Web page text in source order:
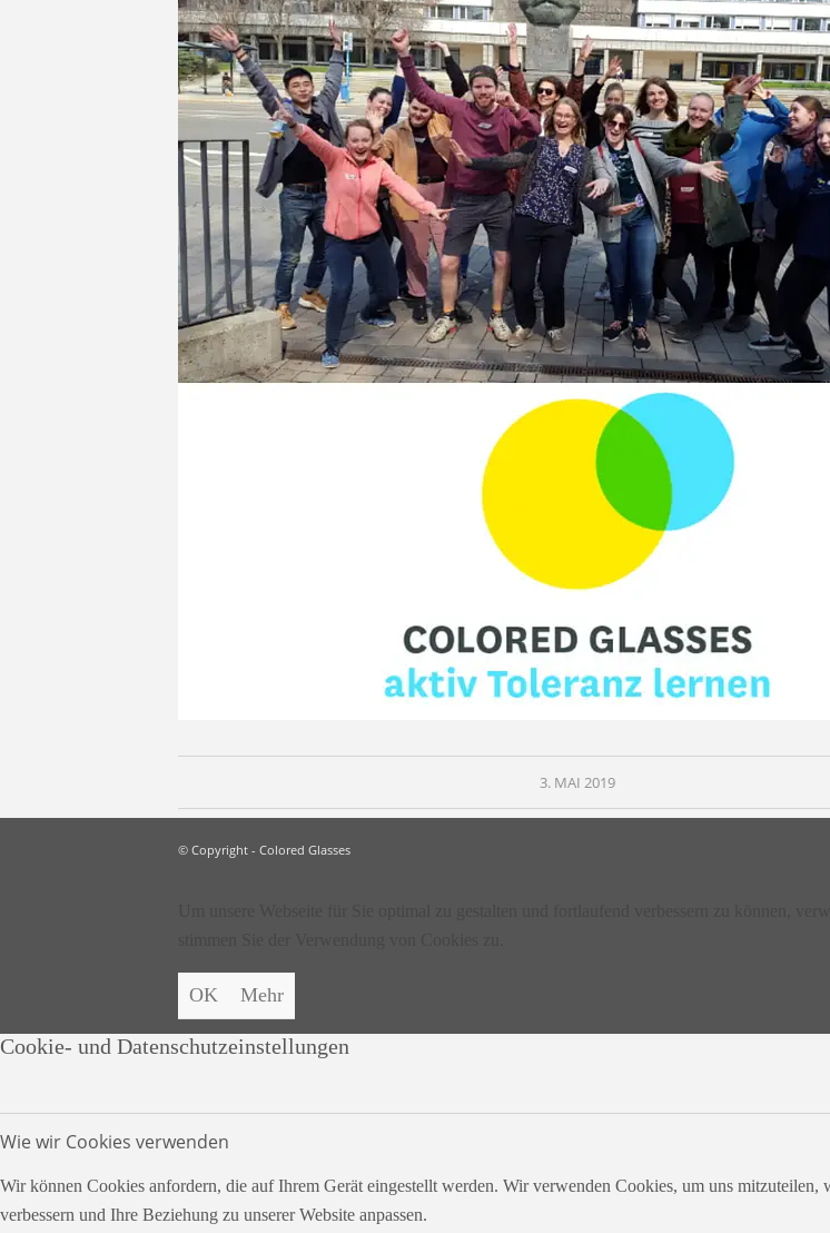
3. MAI 2019
© Copyright - Colored Glasses
OK Mehr
Cookie- und Datenschutzeinstellungen
Wie wir Cookies verwenden
Wir können Cookies anfordern, die auf Ihrem Gerät eingestellt werden. Wir verwenden Cookies, um uns
verbessern und Ihre Beziehung zu unserer Website anpassen.